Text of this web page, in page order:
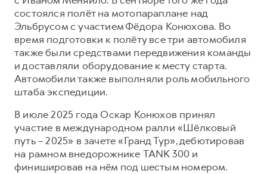
состоялся полёт на мотопараплане над
Эльбрусом с участием Фёдора Конюхова. Во
время подготовки к полёту все три автомобиля
также были средствами передвижения команды
и доставляли оборудование к месту старта.
Автомобили также выполняли роль мобильного
штаба экспедиции.
В июле 2025 года Оскар Конюхов принял
участие в международном ралли «Шёлковый
путь – 2025» в зачете «Гранд Тур», дебютировав
на рамном внедорожнике TANK 300 и
финишировав на нём под шестым номером.